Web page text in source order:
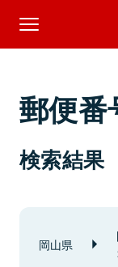
郵便番
検索結果
岡山県